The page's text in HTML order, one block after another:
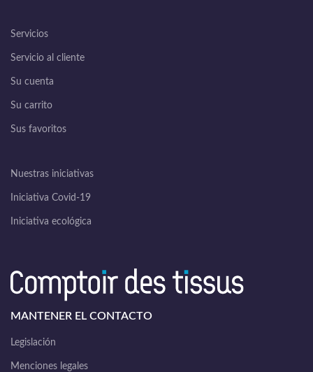
Servicios
Servicio al cliente
Su cuenta
Su carrito
Sus favoritos
Nuestras iniciativas
Iniciativa Covid-19
Iniciativa ecológica
MANTENER EL CONTACTO
Legislación
Menciones legales